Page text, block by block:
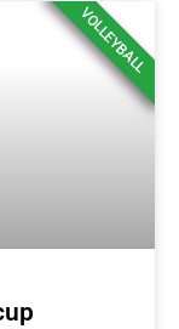
VOLLEYBALL